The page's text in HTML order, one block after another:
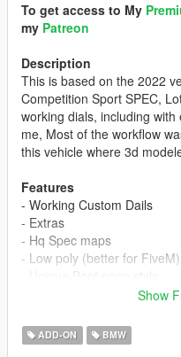
To get access to My
my Patreon
Description
This is based on the 2022
Competition Sport SPEC,
working dials, including
me, Most of the workflow
this vehicle where 3d
Features
- Working Custom Dails
- Extras
- Hq Spec maps
- Low poly (better for FiveM)
- Hands on steering wheel
- Hq Interior
- AWD
Show
ADD-ON BMW